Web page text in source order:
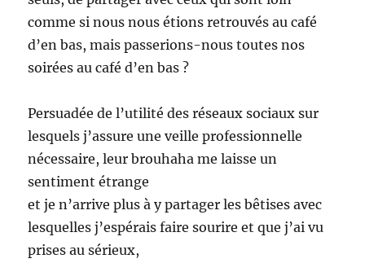
comme si nous nous étions retrouvés au café
d’en bas, mais passerions-nous toutes nos
soirées au café d’en bas ?
Persuadée de l’utilité des réseaux sociaux sur
lesquels j’assure une veille professionnelle
nécessaire, leur brouhaha me laisse un
sentiment étrange
et je n’arrive plus à y partager les bêtises avec
lesquelles j’espérais faire sourire et que j’ai vu
prises au sérieux,